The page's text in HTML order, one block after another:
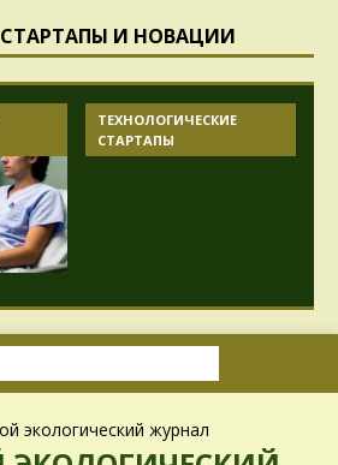
И НОВАЦИИ
ТЕХНОЛОГИЧЕСКИЕ
СТАРТАПЫ